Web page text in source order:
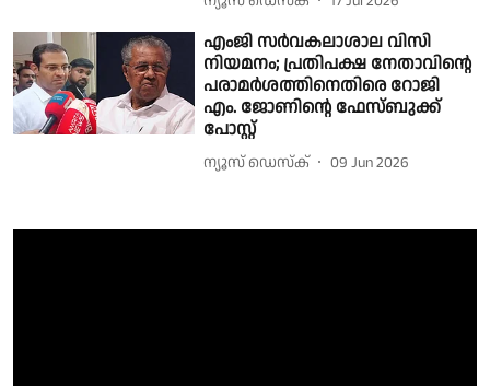
എംജി സർവകലാശാല വിസി
നിയമനം; പ്രതിപക്ഷ നേതാവിൻ്റെ
പരാമർശത്തിനെതിരെ റോജി
എം. ജോണിൻ്റെ ഫേസ്ബുക്ക്
പോസ്റ്റ്
ന്യൂസ് ഡെസ്ക് 09 Jun 2026